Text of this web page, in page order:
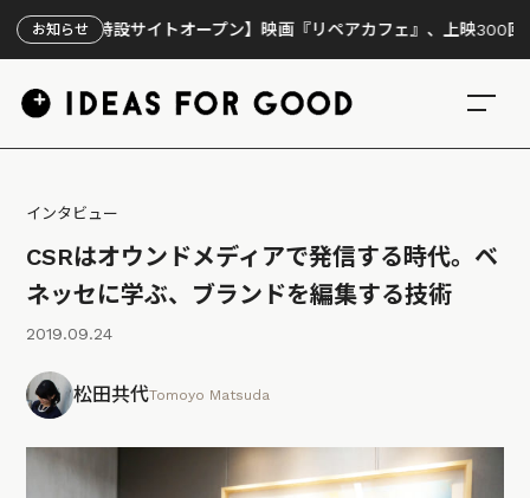
お知らせ
特設サイトオープン】映画『リペアカフェ』、上映300回の先で見え
インタビュー
CSRはオウンドメディアで発信する時代。ベ
ネッセに学ぶ、ブランドを編集する技術
2019.09.24
松田共代Tomoyo Matsuda